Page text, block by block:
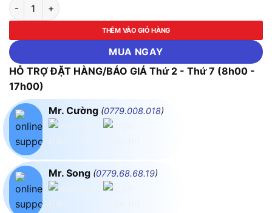
Bộ Dụng Cụ Sửa Chữa, Bảo Trì Điện Pro'skit PK-1900NB số
THÊM VÀO GIỎ HÀNG
MUA NGAY
HỖ TRỢ ĐẶT HÀNG/BÁO GIÁ Thứ 2 - Thứ 7 (8h00 -
17h00)
Mr. Cường (0779.008.018)
Mr. Song (0779.68.68.19)